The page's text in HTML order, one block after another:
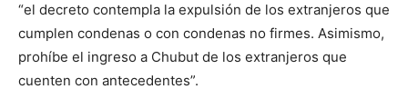
“el decreto contempla la expulsión de los extranjeros que
cumplen condenas o con condenas no firmes. Asimismo,
prohíbe el ingreso a Chubut de los extranjeros que
cuenten con antecedentes”.